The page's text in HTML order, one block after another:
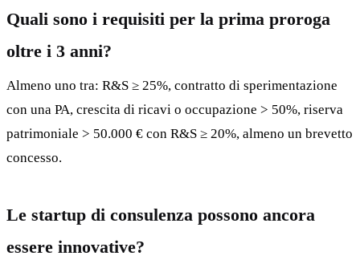
Quali sono i requisiti per la prima proroga
oltre i 3 anni?
Almeno uno tra: R&S ≥ 25%, contratto di sperimentazione
con una PA, crescita di ricavi o occupazione > 50%, riserva
patrimoniale > 50.000 € con R&S ≥ 20%, almeno un brevetto
concesso.
Le startup di consulenza possono ancora
essere innovative?